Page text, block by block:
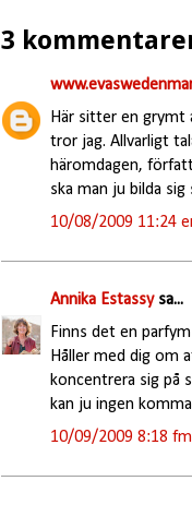
3
Här sitter en grymt
tror jag. Allvarligt
häromdagen,
ska man ju bilda
10/08/2009 11:24
Annika Estassysa...
Finns det en
Håller med dig om
koncentrera sig på
kan ju ingen
10/09/2009 8:18 fm